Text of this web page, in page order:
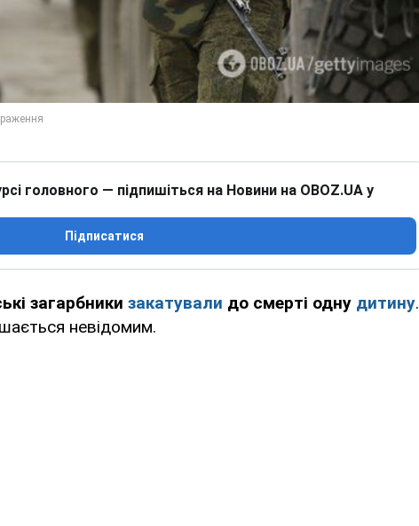
головного — підпишіться на Новини на OBOZ.UA у
Підписатися
загарбники закатували до смерті одну дитину.
невідомим.